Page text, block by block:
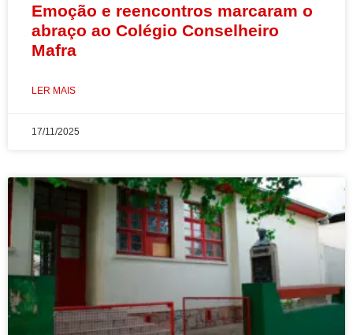
Emoção e reencontros marcaram o
abraço ao Colégio Conselheiro
Mafra
LER MAIS
17/11/2025